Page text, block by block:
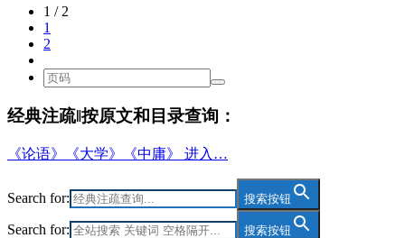
1 / 2
1
2
经典注疏‖按原文和目录查询：
《论语》《大学》《中庸》 进入…
Search for: 搜索按钮
Search for: 搜索按钮